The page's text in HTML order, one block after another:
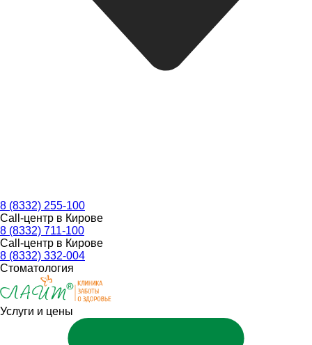
8 (8332) 255-100
Call-центр в Кирове
8 (8332) 711-100
Call-центр в Кирове
8 (8332) 332-004
Стоматология
Услуги и цены